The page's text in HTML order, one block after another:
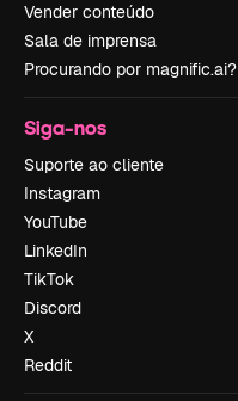
Vender conteúdo
Sala de imprensa
Procurando por magnific.ai?
Siga-nos
Suporte ao cliente
Instagram
YouTube
LinkedIn
TikTok
Discord
X
Reddit